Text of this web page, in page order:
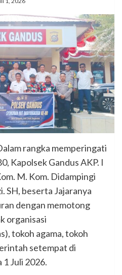
rangka memperingati
Kapolsek Gandus AKP. I
M. Kom. Didampingi
SH, beserta Jajaranya
dengan memotong
organisasi
tokoh agama, tokoh
setempat di
1 Juli 2026.